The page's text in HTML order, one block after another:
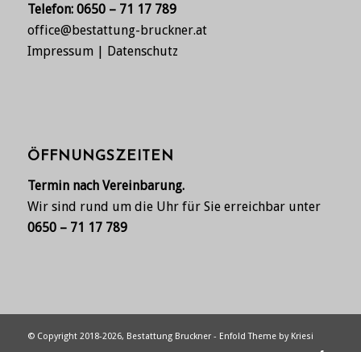
Telefon: 0650 – 71 17 789
office@bestattung-bruckner.at
Impressum| Datenschutz
ÖFFNUNGSZEITEN
Termin nach Vereinbarung.
Wir sind rund um die Uhr für Sie erreichbar unter
0650 – 71 17 789
© Copyright 2018-2026, Bestattung Bruckner - Enfold Theme by Kriesi